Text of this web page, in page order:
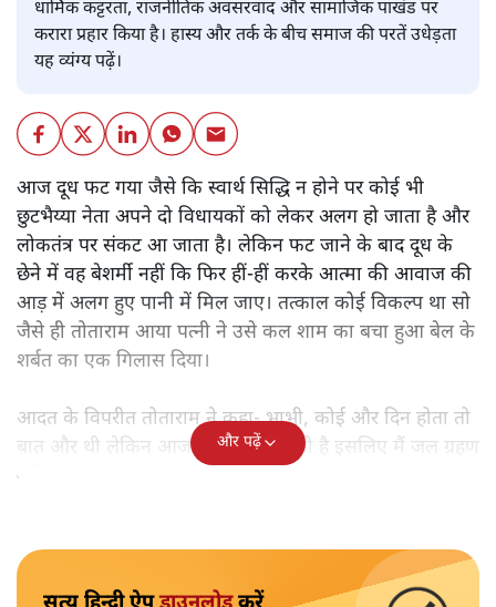
धार्मिक कट्टरता, राजनीतिक अवसरवाद और सामाजिक पाखंड पर
करारा प्रहार किया है। हास्य और तर्क के बीच समाज की परतें उधेड़ता
यह व्यंग्य पढ़ें।
आज दूध फट गया जैसे कि स्वार्थ सिद्धि न होने पर कोई भी
छुटभैय्या नेता अपने दो विधायकों को लेकर अलग हो जाता है और
लोकतंत्र पर संकट आ जाता है। लेकिन फट जाने के बाद दूध के
छेने में वह बेशर्मी नहीं कि फिर हीं-हीं करके आत्मा की आवाज की
आड़ में अलग हुए पानी में मिल जाए। तत्काल कोई विकल्प था सो
जैसे ही तोताराम आया पत्नी ने उसे कल शाम का बचा हुआ बेल के
शर्बत का एक गिलास दिया।
आदत के विपरीत तोताराम ने कहा- भाभी, कोई और दिन होता तो
बात और थी लेकिन आज निर्जला एकादशी है इसलिए मैं जल ग्रहण
नहीं कर सकता।
और पढ़ें